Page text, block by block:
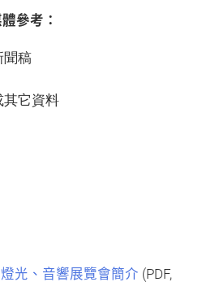
參考：
聞稿
其它資料
光、音響展覽會簡介 (PDF,